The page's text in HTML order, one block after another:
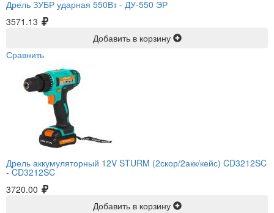
Дрель ЗУБР ударная 550Вт - ДУ-550 ЭР
3571.13
Добавить в корзину
Сравнить
Дрель аккумуляторный 12V STURM (2скор/2акк/кейс) CD3212SC
-CD3212SC
3720.00
Добавить в корзину